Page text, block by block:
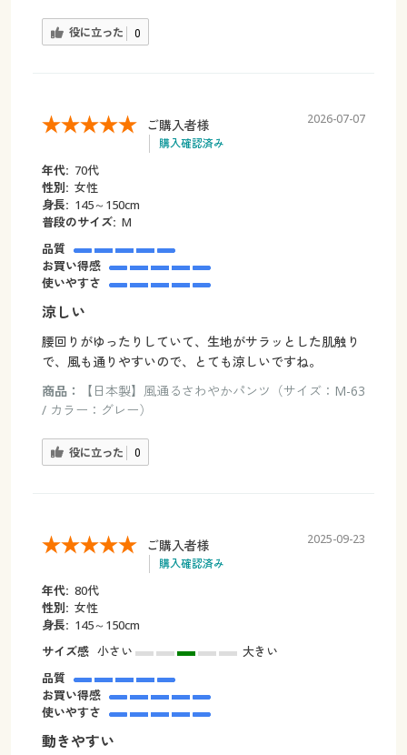
役に立った 0
ご購入者様
購入確認済み
2026-07-07
年代: 70代
性別: 女性
身長: 145～150cm
普段のサイズ: M
品質
お買い得感
使いやすさ
涼しい
腰回りがゆったりしていて、生地がサラッとした肌触り
で、風も通りやすいので、とても涼しいですね。
商品：
【日本製】風通るさわやかパンツ（サイズ：M-63
/ カラー：グレー）
役に立った 0
ご購入者様
購入確認済み
2025-09-23
年代: 80代
性別: 女性
身長: 145～150cm
サイズ感 小さい
大きい
品質
お買い得感
使いやすさ
動きやすい